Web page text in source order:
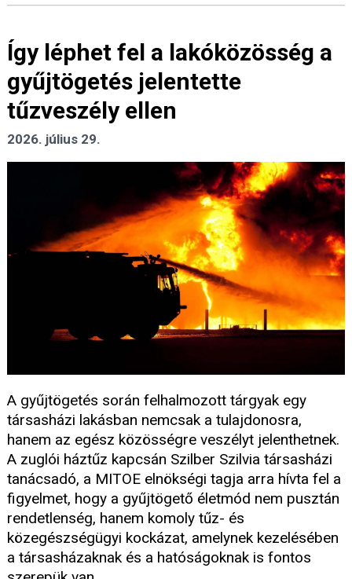
Így léphet fel a lakóközösség a
gyűjtögetés jelentette
tűzveszély ellen
2026. július 29.
A gyűjtögetés során felhalmozott tárgyak egy
társasházi lakásban nemcsak a tulajdonosra,
hanem az egész közösségre veszélyt jelenthetnek.
A zuglói háztűz kapcsán Szilber Szilvia társasházi
tanácsadó, a MITOE elnökségi tagja arra hívta fel a
figyelmet, hogy a gyűjtögető életmód nem pusztán
rendetlenség, hanem komoly tűz- és
közegészségügyi kockázat, amelynek kezelésében
a társasházaknak és a hatóságoknak is fontos